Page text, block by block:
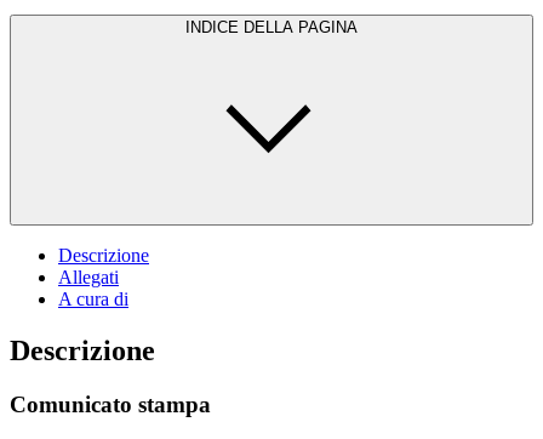
INDICE DELLA PAGINA
Descrizione
Allegati
A cura di
Descrizione
Comunicato stampa